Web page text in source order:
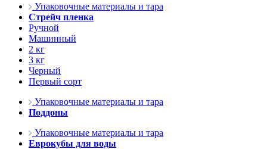
Упаковочные материалы и тара
Стрейч пленка
Ручной
Машинный
2 кг
3 кг
Черный
Первый сорт
Упаковочные материалы и тара
Поддоны
Упаковочные материалы и тара
Еврокубы для воды